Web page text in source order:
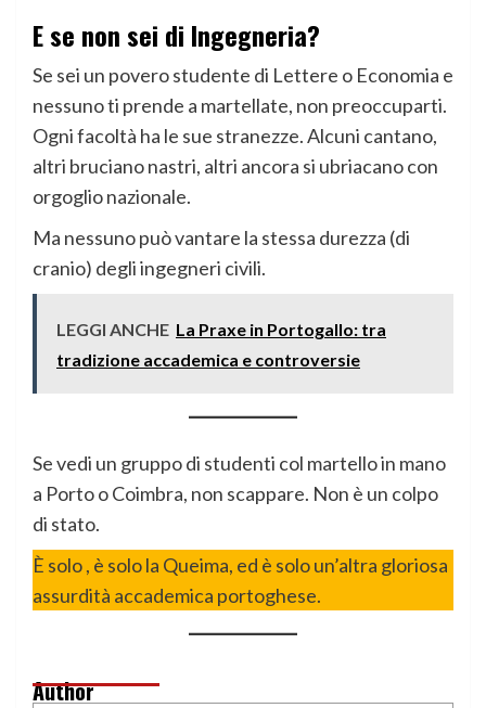
E se non sei di Ingegneria?
Se sei un povero studente di Lettere o Economia e
nessuno ti prende a martellate, non preoccuparti.
Ogni facoltà ha le sue stranezze. Alcuni cantano,
altri bruciano nastri, altri ancora si ubriacano con
orgoglio nazionale.
Ma nessuno può vantare la stessa durezza (di
cranio) degli ingegneri civili.
LEGGI ANCHE La Praxe in Portogallo: tra
tradizione accademica e controversie
Se vedi un gruppo di studenti col martello in mano
a Porto o Coimbra, non scappare. Non è un colpo
di stato.
È solo , è solo la Queima, ed è solo un’altra gloriosa
assurdità accademica portoghese.
Author